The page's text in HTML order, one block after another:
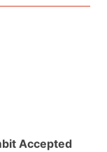
Accepted